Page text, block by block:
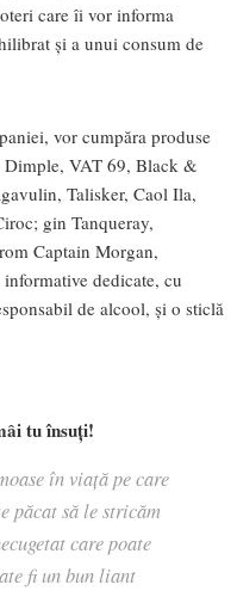
care îi vor informa
şi a unui consum de
vor cumpăra produse
VAT 69, Black &
Talisker, Caol Ila,
gin Tanqueray,
Captain Morgan,
dedicate, cu
de alcool, şi o sticlă
tu însuţi!
în viaţă pe care
păcat să le stricăm
care poate
fi un bun liant